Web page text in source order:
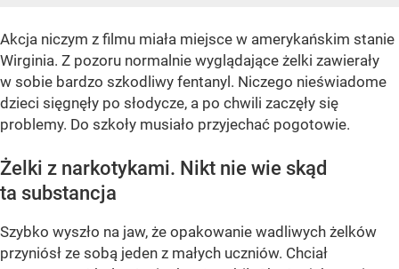
Akcja niczym z filmu miała miejsce w amerykańskim stanie
Wirginia. Z pozoru normalnie wyglądające żelki zawierały
w sobie bardzo szkodliwy fentanyl. Niczego nieświadome
dzieci sięgnęły po słodycze, a po chwili zaczęły się
problemy. Do szkoły musiało przyjechać pogotowie.
Żelki z narkotykami. Nikt nie wie skąd
ta substancja
Szybko wyszło na jaw, że opakowanie wadliwych żelków
przyniósł ze sobą jeden z małych uczniów. Chciał